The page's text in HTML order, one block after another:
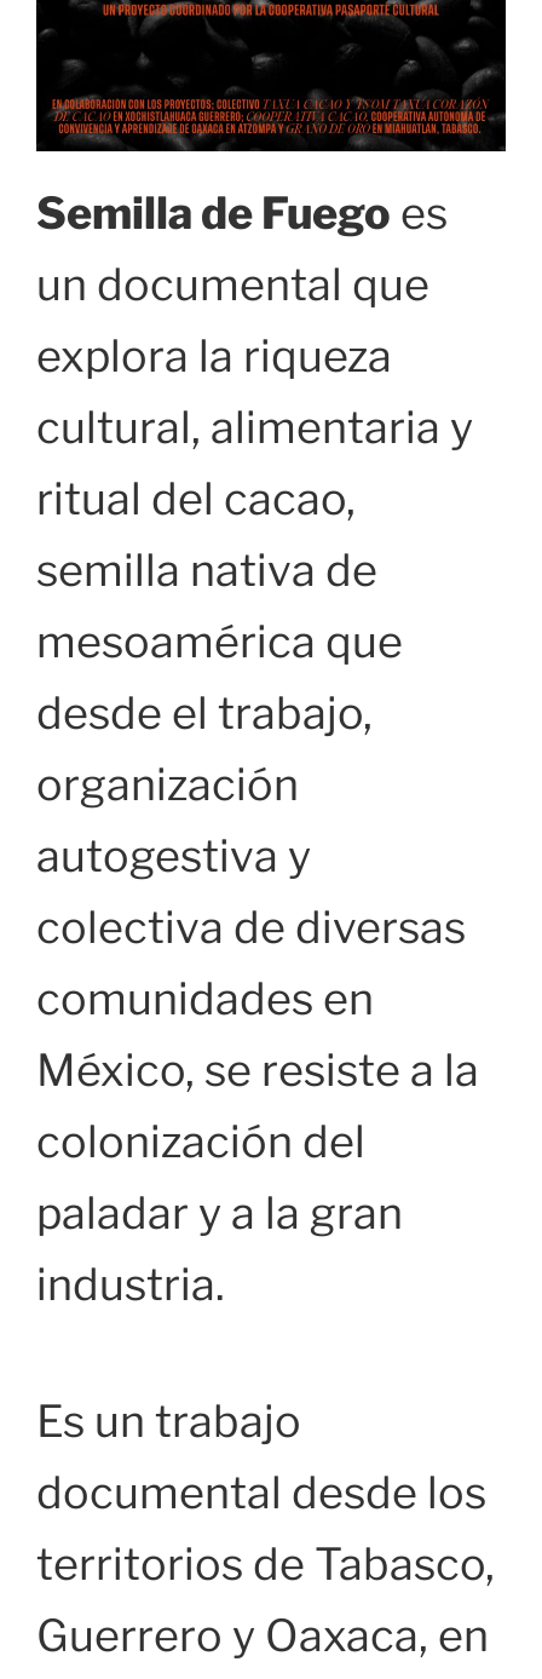
Semilla de Fuego es
un documental que
explora la riqueza
cultural, alimentaria y
ritual del cacao,
semilla nativa de
mesoamérica que
desde el trabajo,
organización
autogestiva y
colectiva de diversas
comunidades en
México, se resiste a la
colonización del
paladar y a la gran
industria.
Es un trabajo
documental desde los
territorios de Tabasco,
Guerrero y Oaxaca, en